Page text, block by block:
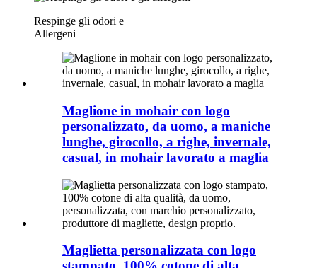
Respinge gli odori e
Allergeni
Maglione in mohair con logo
personalizzato, da uomo, a maniche
lunghe, girocollo, a righe, invernale,
casual, in mohair lavorato a maglia
Maglietta personalizzata con logo